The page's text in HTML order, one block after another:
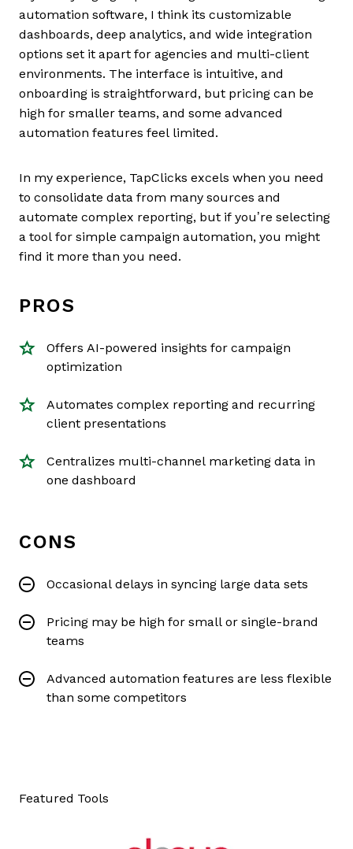
automation software, I think its customizable
dashboards, deep analytics, and wide integration
options set it apart for agencies and multi-client
environments. The interface is intuitive, and
onboarding is straightforward, but pricing can be
high for smaller teams, and some advanced
automation features feel limited.
In my experience, TapClicks excels when you need
to consolidate data from many sources and
automate complex reporting, but if you’re selecting
a tool for simple campaign automation, you might
find it more than you need.
PROS
Offers AI-powered insights for campaign
optimization
Automates complex reporting and recurring
client presentations
Centralizes multi-channel marketing data in
one dashboard
CONS
Occasional delays in syncing large data sets
Pricing may be high for small or single-brand
teams
Advanced automation features are less flexible
than some competitors
Featured Tools